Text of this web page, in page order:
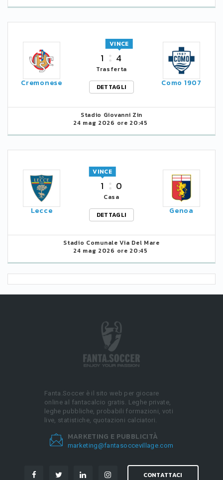
Cremonese
1 4
VINCE
Trasferta
DETTAGLI
Como 1907
Stadio Giovanni Zin
24 mag 2026 ore 20:45
Lecce
1
VINCE
0
Casa
DETTAGLI
Genoa
Stadio Comunale Via Del Mare
24 mag 2026 ore 20:45
Fanta.Soccer è il sito web per giocare
online al fantacalcio gratis. Leghe private,
leghe pubbliche, probabili formazioni, voti
live, statistiche, quotazioni calciatori.
MARKETING E PUBBLICITÀ
marketing@fantasoccevillage.com
CONTATTACI